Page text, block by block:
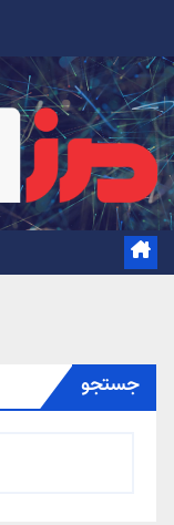
content
جستجو